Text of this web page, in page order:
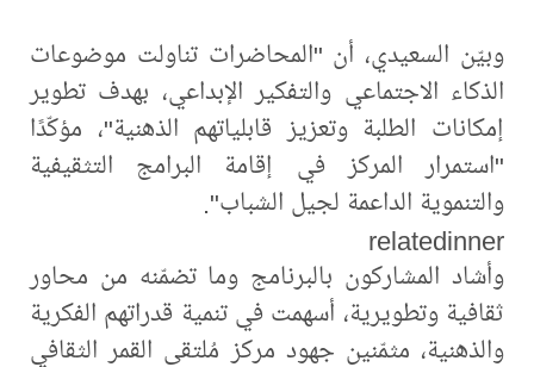
وبيّن السعيدي، أن "المحاضرات تناولت موضوعات
الذكاء الاجتماعي والتفكير الإبداعي، بهدف تطوير
إمكانات الطلبة وتعزيز قابلياتهم الذهنية"، مؤكّدًا
"استمرار المركز في إقامة البرامج التثقيفية
والتنموية الداعمة لجيل الشباب".
relatedinner
وأشاد المشاركون بالبرنامج وما تضمّنه من محاور
ثقافية وتطويرية، أسهمت في تنمية قدراتهم الفكرية
والذهنية، مثمّنين جهود مركز مُلتقى القمر الثقافي